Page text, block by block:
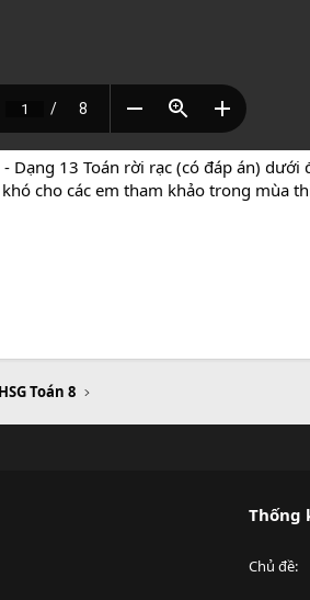
Dạng 13 Toán rời rạc (có đáp án)
cho các em tham khảo trong mùa
Toán 8
Thống
Chủ đề